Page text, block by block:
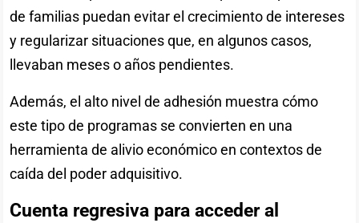
de familias puedan evitar el crecimiento de intereses
y regularizar situaciones que, en algunos casos,
llevaban meses o años pendientes.
Además, el alto nivel de adhesión muestra cómo
este tipo de programas se convierten en una
herramienta de alivio económico en contextos de
caída del poder adquisitivo.
Cuenta regresiva para acceder al